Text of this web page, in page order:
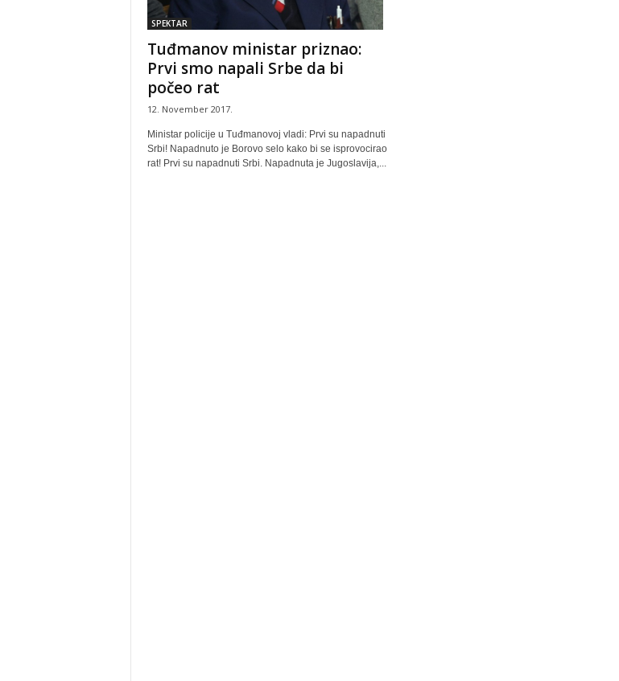
SPEKTAR
Tuđmanov ministar priznao:
Prvi smo napali Srbe da bi
počeo rat
12. November 2017.
Ministar policije u Tuđmanovoj vladi: Prvi su napadnuti
Srbi! Napadnuto je Borovo selo kako bi se isprovocirao
rat! Prvi su napadnuti Srbi. Napadnuta je Jugoslavija,...